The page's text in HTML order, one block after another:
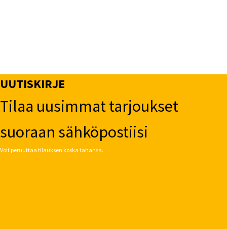
UUTISKIRJE
Tilaa uusimmat tarjoukset
suoraan sähköpostiisi
Voit peruuttaa tilauksen koska tahansa.